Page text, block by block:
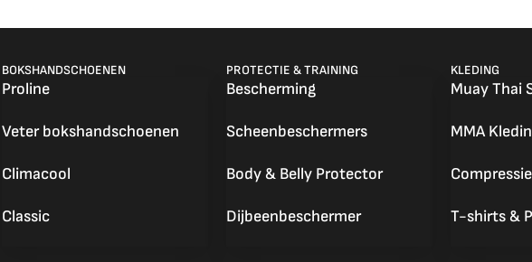
BOKSHANDSCHOENEN
Proline
Veter bokshandschoenen
Climacool
Classic
PROTECTIE & TRAINING
Bescherming
Scheenbeschermers
Body & Belly Protector
Dijbeenbeschermer
KLEDING
Muay Thai
MMA
T-shirts &